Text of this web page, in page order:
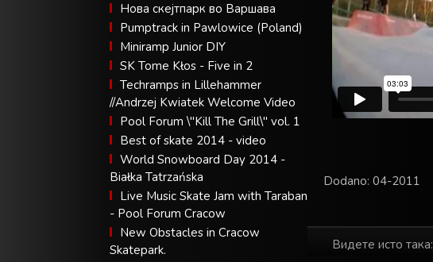
Нова скејтпарк во Варшава
Pumptrack in Pawlowice (Poland)
Miniramp Junior DIY
SK Tome Kłos - Five in 2
Techramps in Lillehammer
//Andrzej Kwiatek Welcome Video
Pool Forum \"Kill The Grill\" vol. 1
Best of skate 2014 - video
World Snowboard Day 2014 -
Białka Tatrzańska
Live Music Skate Jam with Taraban
- Pool Forum Cracow
New Obstacles in Cracow
Skatepark.
Dodano: 04-2011
Видете исто така: